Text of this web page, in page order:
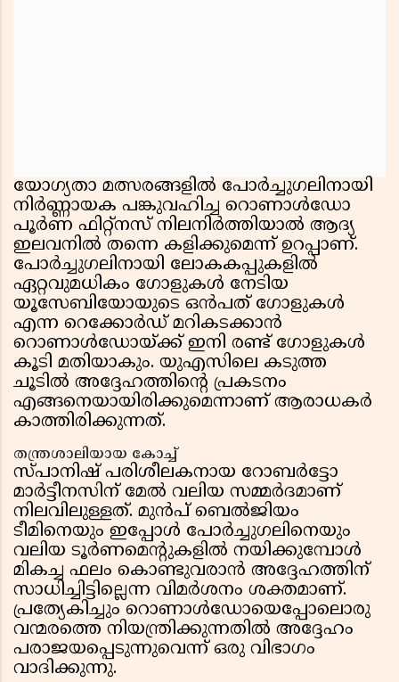
യോഗ്യതാ മത്സരങ്ങളിൽ പോർച്ചുഗലിനായി
നിർണ്ണായക പങ്കുവഹിച്ച റൊണാൾഡോ
പൂർണ ഫിറ്റ്നസ് നിലനിർത്തിയാൽ ആദ്യ
ഇലവനിൽ തന്നെ കളിക്കുമെന്ന് ഉറപ്പാണ്.
പോർച്ചുഗലിനായി ലോകകപ്പുകളിൽ
ഏറ്റവുമധികം ഗോളുകൾ നേടിയ
യൂസേബിയോയുടെ ഒൻപത് ഗോളുകൾ
എന്ന റെക്കോർഡ് മറികടക്കാൻ
റൊണാൾഡോയ്ക്ക് ഇനി രണ്ട് ഗോളുകൾ
കൂടി മതിയാകും. യുഎസിലെ കടുത്ത
ചൂടിൽ അദ്ദേഹത്തിന്റെ പ്രകടനം
എങ്ങനെയായിരിക്കുമെന്നാണ് ആരാധകർ
കാത്തിരിക്കുന്നത്.
തന്ത്രശാലിയായ കോച്ച്
സ്പാനിഷ് പരിശീലകനായ റോബർട്ടോ
മാർട്ടീനസിന് മേൽ വലിയ സമ്മർദമാണ്
നിലവിലുള്ളത്. മുൻപ് ബെൽജിയം
ടീമിനെയും ഇപ്പോൾ പോർച്ചുഗലിനെയും
വലിയ ടൂർണമെന്റുകളിൽ നയിക്കുമ്പോൾ
മികച്ച ഫലം കൊണ്ടുവരാൻ അദ്ദേഹത്തിന്
സാധിച്ചിട്ടില്ലെന്ന വിമർശനം ശക്തമാണ്.
പ്രത്യേകിച്ചും റൊണാൾഡോയെപ്പോലൊരു
വന്മരത്തെ നിയന്ത്രിക്കുന്നതിൽ അദ്ദേഹം
പരാജയപ്പെടുന്നുവെന്ന് ഒരു വിഭാഗം
വാദിക്കുന്നു.